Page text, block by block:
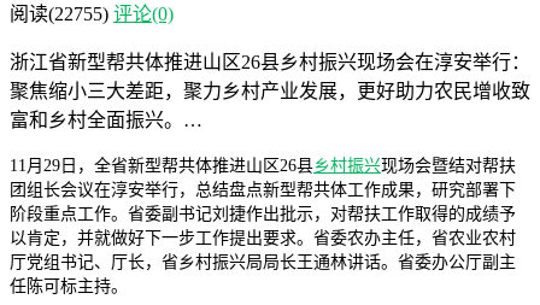
阅读(22755) 评论(0)
浙江省新型帮共体推进山区26县乡村振兴现场会在淳安举行：
聚焦缩小三大差距，聚力乡村产业发展，更好助力农民增收致
富和乡村全面振兴。…
11月29日，全省新型帮共体推进山区26县乡村振兴现场会暨结对帮扶
团组长会议在淳安举行，总结盘点新型帮共体工作成果，研究部署下
阶段重点工作。省委副书记刘捷作出批示，对帮扶工作取得的成绩予
以肯定，并就做好下一步工作提出要求。省委农办主任，省农业农村
厅党组书记、厅长，省乡村振兴局局长王通林讲话。省委办公厅副主
任陈可标主持。